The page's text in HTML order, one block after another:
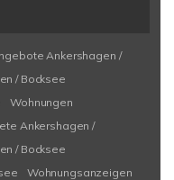
Ankershagen /
/ Bocksee
Wohnungen
Ankershagen /
/ Bocksee
Wohnungsanzeigen